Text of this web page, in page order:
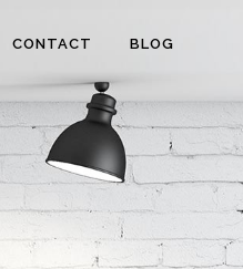
CONTACT BLOG